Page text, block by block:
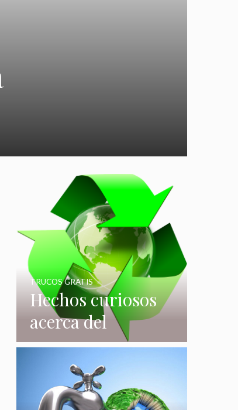
Hechos curiosos
acerca del
reciclaje que
quizás no
conocías
TRUCOS GRATIS